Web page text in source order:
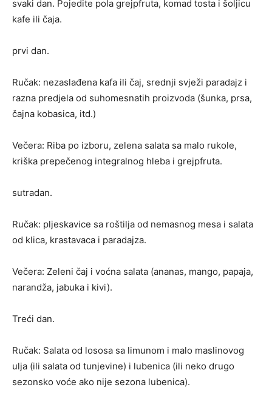
svaki dan. Pojedite pola grejpfruta, komad tosta i šoljicu
kafe ili čaja.
prvi dan.
Ručak: nezaslađena kafa ili čaj, srednji svježi paradajz i
razna predjela od suhomesnatih proizvoda (šunka, prsa,
čajna kobasica, itd.)
Večera: Riba po izboru, zelena salata sa malo rukole,
kriška prepečenog integralnog hleba i grejpfruta.
sutradan.
Ručak: pljeskavice sa roštilja od nemasnog mesa i salata
od klica, krastavaca i paradajza.
Večera: Zeleni čaj i voćna salata (ananas, mango, papaja,
narandža, jabuka i kivi).
Treći dan.
Ručak: Salata od lososa sa limunom i malo maslinovog
ulja (ili salata od tunjevine) i lubenica (ili neko drugo
sezonsko voće ako nije sezona lubenica).